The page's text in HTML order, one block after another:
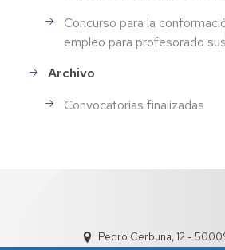
Concurso para la
empleo para profesorado
Archivo
Convocatorias finalizadas
Pedro Cerbuna, 12 -